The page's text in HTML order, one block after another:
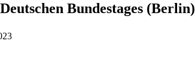
Bundestages (Berlin)